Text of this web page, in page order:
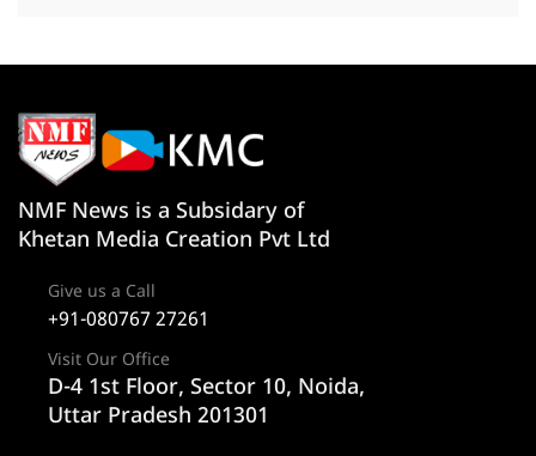
NMF News is a Subsidary of
Khetan Media Creation Pvt Ltd
Give us a Call
+91-080767 27261
Visit Our Office
D-4 1st Floor, Sector 10, Noida,
Uttar Pradesh 201301